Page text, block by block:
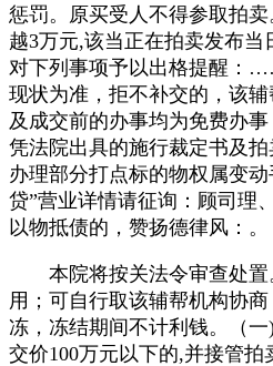
惩罚。原买受人不得参取拍
越3万元,该当正在拍卖发布当
对下列事项予以出格提醒：
现状为准，拒不补交的，该
及成交前的办事均为免费办
凭法院出具的施行裁定书及
办理部分打点标的物权属变
贷”营业详情请征询：顾司理
以物抵债的，赞扬德律风：。
本院将按关法令审查处置
用；可自行取该辅帮机构协
冻，冻结期间不计利钱。（
交价100万元以下的,并接管